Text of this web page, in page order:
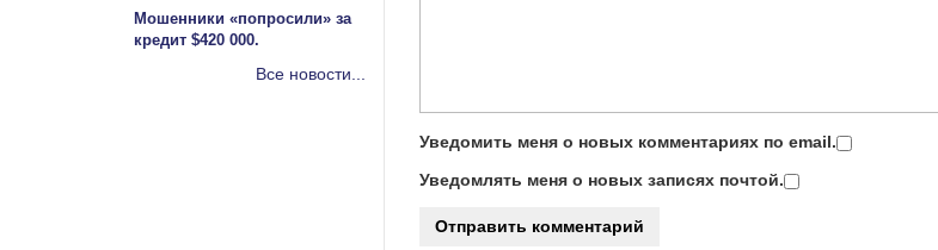
Уведомить меня о новых комментариях по email.
Уведомлять меня о новых записях почтой.
Мошенники «попросили» за
кредит $420 000.
Все новости...